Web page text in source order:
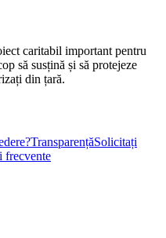
caritabil important pentru
să susțină și să protejeze
din țară.
TransparențăSolicitați
frecvente